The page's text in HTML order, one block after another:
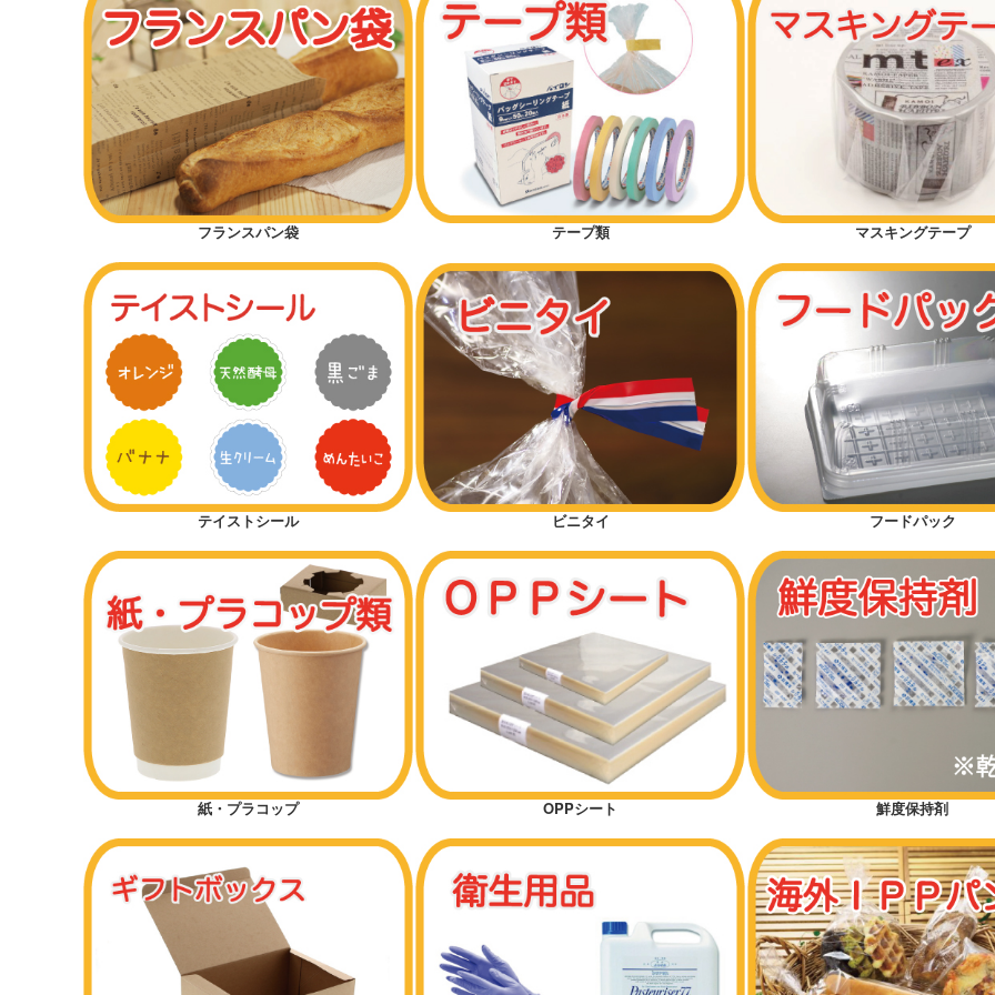
フランスパン袋 テープ類 マスキングテープ
テイストシール ビニタイ フードパック
紙・プラコップ OPPシート 鮮度保持剤